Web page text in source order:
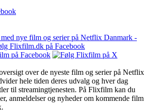
nye film og serier på Netflix Danmark -
Flixfilm.dk på Facebook
over de nyeste film og serier på Netflix
hele tiden deres udvalg og hver dag
til streamingtjenesten. På Flixfilm kan du
anmeldelser og nyheder om kommende film